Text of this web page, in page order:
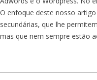
O enfoque deste nosso
secundárias, que lhe
mas que nem sempre estão